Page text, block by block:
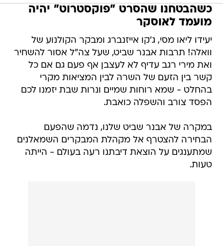
כשהבטחנו שהסרט "פוקסטרוט" יהיה
מועמד לאוסקר
יעידו ליאו מסי, ג'קו אייזנברג ומבקר הקולנוע של
וואלה! תרבות אבנר שביט, שעל צה"ל אסור להשחיר
ואת מירי רגב עדיף לא לעצבן אף פעם גם אם כל
קשר בין הזעם של השרה לבין המציאות מקרי
בהחלט - שמא רוחות שמיים ונרות שבת יזמנו לכם
הפסד צורב והשפלה כואבת.
במקרה של אבנר שביט שלנו, נדמה שהפעם
הבחירה להצטרף אל מקהלת המבקרים השמאלנים
שמתענגים על הוצאת דיבתנו רעה בעולם - הייתה
טעות.